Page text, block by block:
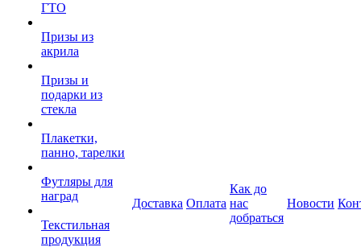
ГТО
Призы из
акрила
Призы и
подарки из
стекла
Плакетки,
панно, тарелки
Футляры для
наград
Текстильная
продукция
Доставка Оплата
Как до
нас
добраться
Новости